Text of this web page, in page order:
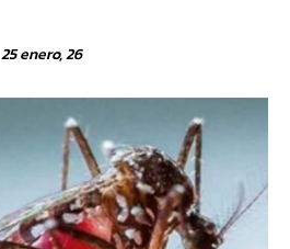
25 enero, 26